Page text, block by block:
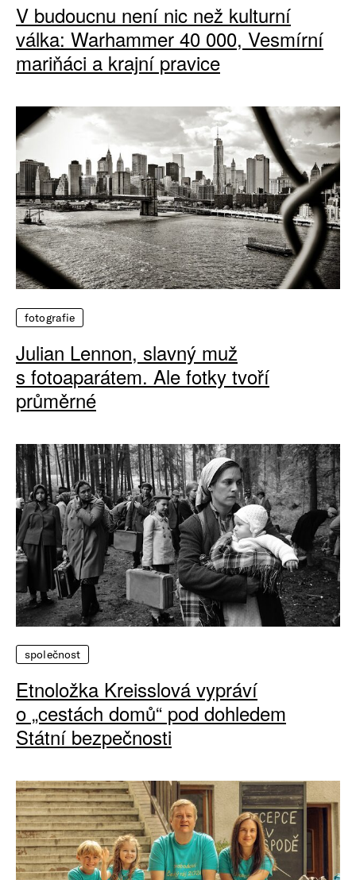
V budoucnu není nic než kulturní
válka: Warhammer 40 000, Vesmírní
mariňáci a krajní pravice
fotografie
Julian Lennon, slavný muž
s fotoaparátem. Ale fotky tvoří
průměrné
společnost
Etnoložka Kreisslová vypráví
o „cestách domů“ pod dohledem
Státní bezpečnosti